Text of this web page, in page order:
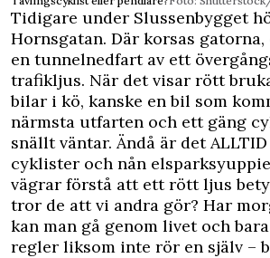
Tidigare under Slussenbygget
Hornsgatan. Där korsas
en tunnelnedfart av ett
trafikljus. När det visar rött
bilar i kö, kanske en bil som
närmsta utfarten och ett gäng
snällt väntar. Ändå är det
cyklister och nån
vägrar förstå att ett rött ljus
tror de att vi andra gör? Har
kan man gå genom livet och
regler liksom inte rör en själv –